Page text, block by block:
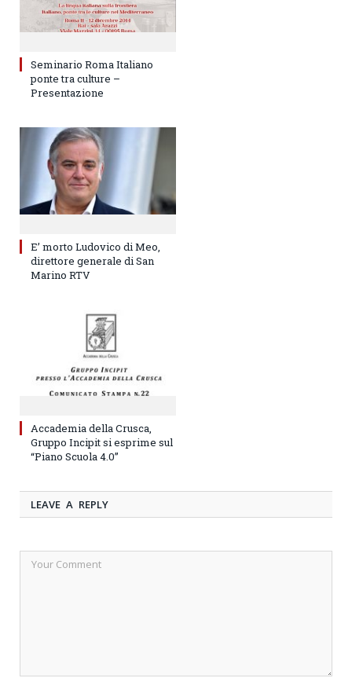
Seminario Roma Italiano
ponte tra culture –
Presentazione
E’ morto Ludovico di Meo,
direttore generale di San
Marino RTV
Accademia della Crusca,
Gruppo Incipit si esprime sul
“Piano Scuola 4.0”
LEAVE A REPLY